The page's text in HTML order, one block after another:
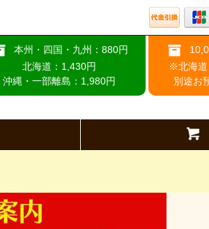
本州・四国・九州：880円
北海道：1,430円
沖縄・一部離島：1,980円
※北海道
別途お